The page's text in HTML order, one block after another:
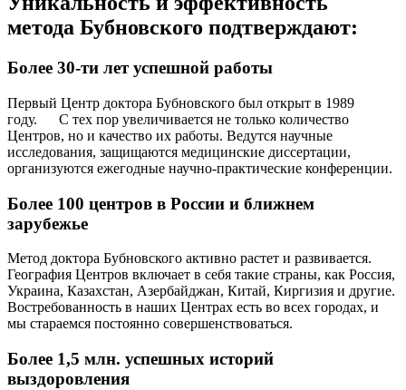
метода Бубновского подтверждают:
Более 30-ти лет успешной работы
Первый Центр доктора Бубновского был открыт в 1989
году. С тех пор увеличивается не только количество
Центров, но и качество их работы. Ведутся научные
исследования, защищаются медицинские диссертации,
организуются ежегодные научно-практические конференции.
Более 100 центров в России и ближнем
зарубежье
Метод доктора Бубновского активно растет и развивается.
География Центров включает в себя такие страны, как Россия,
Украина, Казахстан, Азербайджан, Китай, Киргизия и другие.
Востребованность в наших Центрах есть во всех городах, и
мы стараемся постоянно совершенствоваться.
Более 1,5 млн. успешных историй
выздоровления